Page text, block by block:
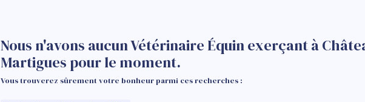
Nous n'avons aucun Vétérinaire Équin exerçant à
Martigues pour le moment.
Vous trouverez sûrement votre bonheur parmi ces recherches :